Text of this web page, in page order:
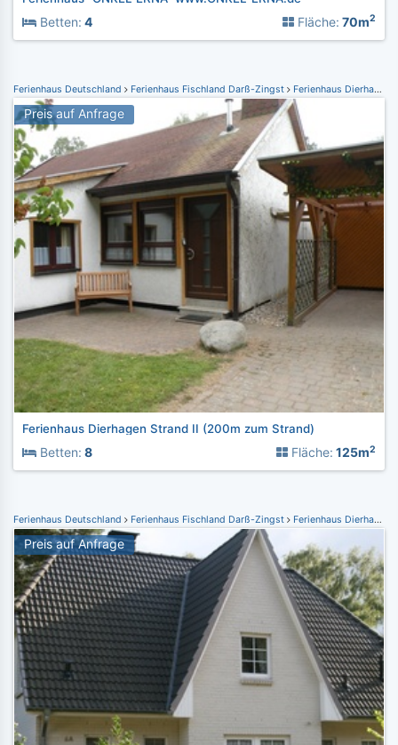
Betten: 4 Fläche: 70m2
Ferienhaus Deutschland Ferienhaus Fischland Darß-Zingst Ferienhaus Dierhagen
Preis auf Anfrage
Ferienhaus Dierhagen Strand II (200m zum Strand)
Betten: 8 Fläche: 125m2
Ferienhaus Deutschland Ferienhaus Fischland Darß-Zingst Ferienhaus Dierhagen
Preis auf Anfrage